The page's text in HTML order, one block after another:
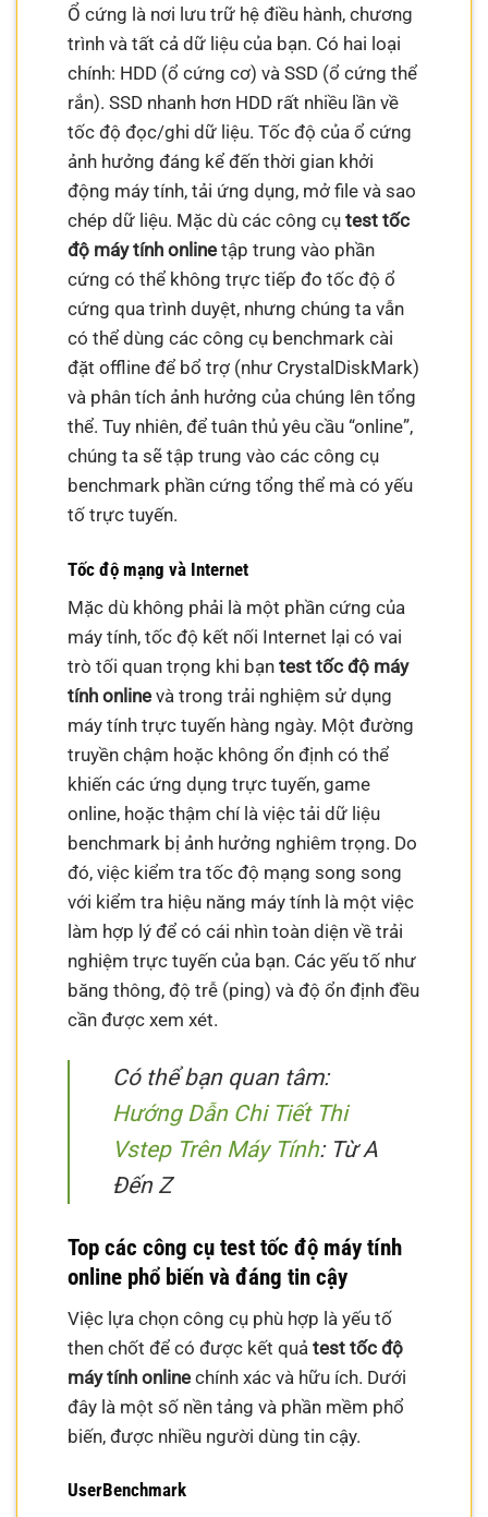
Ổ cứng là nơi lưu trữ hệ điều hành, chương
trình và tất cả dữ liệu của bạn. Có hai loại
chính: HDD (ổ cứng cơ) và SSD (ổ cứng thể
rắn). SSD nhanh hơn HDD rất nhiều lần về
tốc độ đọc/ghi dữ liệu. Tốc độ của ổ cứng
ảnh hưởng đáng kể đến thời gian khởi
động máy tính, tải ứng dụng, mở file và sao
chép dữ liệu. Mặc dù các công cụtest tốc
độ máy tính online tập trung vào phần
cứng có thể không trực tiếp đo tốc độ ổ
cứng qua trình duyệt, nhưng chúng ta vẫn
có thể dùng các công cụ benchmark cài
đặt offline để bổ trợ (như CrystalDiskMark)
và phân tích ảnh hưởng của chúng lên tổng
thể. Tuy nhiên, để tuân thủ yêu cầu “online”,
chúng ta sẽ tập trung vào các công cụ
benchmark phần cứng tổng thể mà có yếu
tố trực tuyến.
Tốc độ mạng và Internet
Mặc dù không phải là một phần cứng của
máy tính, tốc độ kết nối Internet lại có vai
trò tối quan trọng khi bạntest tốc độ máy
tính online và trong trải nghiệm sử dụng
máy tính trực tuyến hàng ngày. Một đường
truyền chậm hoặc không ổn định có thể
khiến các ứng dụng trực tuyến, game
online, hoặc thậm chí là việc tải dữ liệu
benchmark bị ảnh hưởng nghiêm trọng. Do
đó, việc kiểm tra tốc độ mạng song song
với kiểm tra hiệu năng máy tính là một việc
làm hợp lý để có cái nhìn toàn diện về trải
nghiệm trực tuyến của bạn. Các yếu tố như
băng thông, độ trễ (ping) và độ ổn định đều
cần được xem xét.
Có thể bạn quan tâm:
Hướng Dẫn Chi Tiết Thi
Vstep Trên Máy Tính: Từ A
Đến Z
Top các công cụ test tốc độ máy tính
online phổ biến và đáng tin cậy
Việc lựa chọn công cụ phù hợp là yếu tố
then chốt để có được kết quảtest tốc độ
máy tính online chính xác và hữu ích. Dưới
đây là một số nền tảng và phần mềm phổ
biến, được nhiều người dùng tin cậy.
UserBenchmark